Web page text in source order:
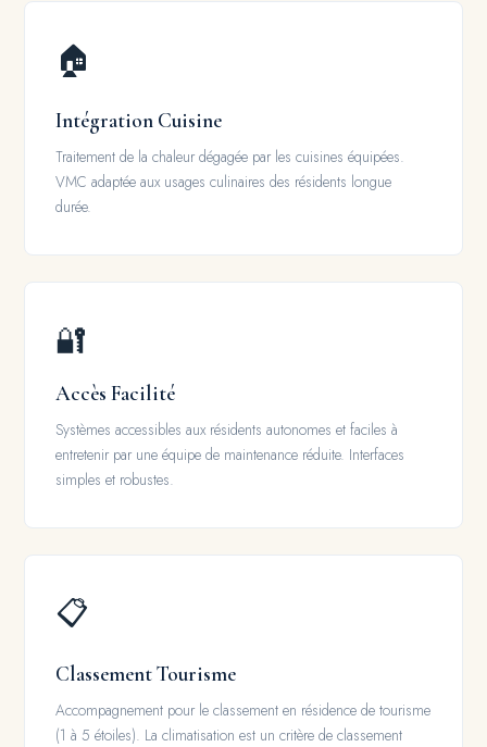
🏠
Intégration Cuisine
Traitement de la chaleur dégagée par les cuisines équipées.
VMC adaptée aux usages culinaires des résidents longue
durée.
🔐
Accès Facilité
Systèmes accessibles aux résidents autonomes et faciles à
entretenir par une équipe de maintenance réduite. Interfaces
simples et robustes.
📋
Classement Tourisme
Accompagnement pour le classement en résidence de tourisme
(1 à 5 étoiles). La climatisation est un critère de classement